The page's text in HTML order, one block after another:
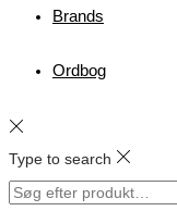
Brands
Ordbog
Type to search
Search